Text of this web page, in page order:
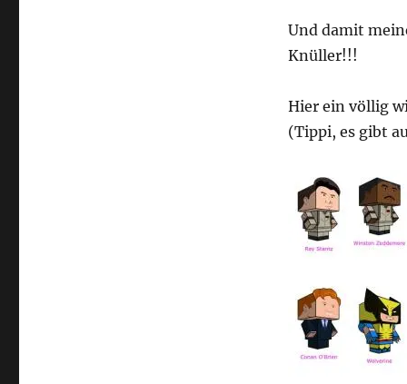
Und damit
Knüller!!!
Hier ein völlig
(Tippi, es gibt